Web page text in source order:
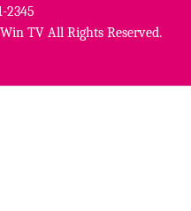
2345
TV All Rights Reserved.